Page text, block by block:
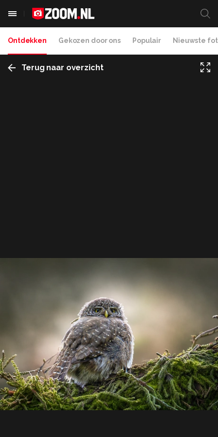
Ontdekken Gekozen door ons Populair Nieuwste
Terug naar overzicht